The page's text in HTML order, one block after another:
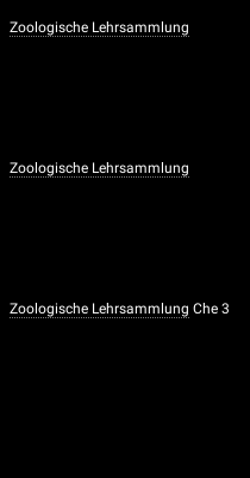
Zoologische Lehrsammlung
Zoologische Lehrsammlung
Zoologische Lehrsammlung Che 3